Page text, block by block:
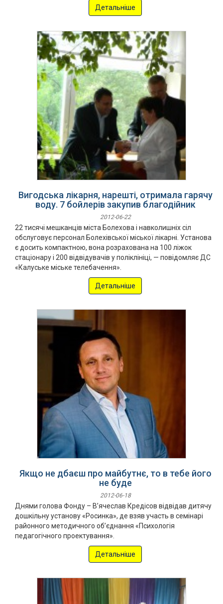
Детальніше
Вигодська лікарня, нарешті, отримала гарячу
воду. 7 бойлерів закупив благодійник
2012-06-22
22 тисячі мешканців міста Болехова і навколишніх сіл
обслуговує персонал Болехівської міської лікарні. Установа
є досить компактною, вона розрахована на 100 ліжок
стаціонару і 200 відвідувачів у поліклініці, — повідомляє ДС
«Калуське міське телебачення».
Детальніше
Якщо не дбаєш про майбутнє, то в тебе його
не буде
2012-06-18
Днями голова Фонду – В’ячеслав Кредісов відвідав дитячу
дошкільну установу «Росинка», де взяв участь в семінарі
районного методичного об’єднання «Психологія
педагогічного проектування».
Детальніше